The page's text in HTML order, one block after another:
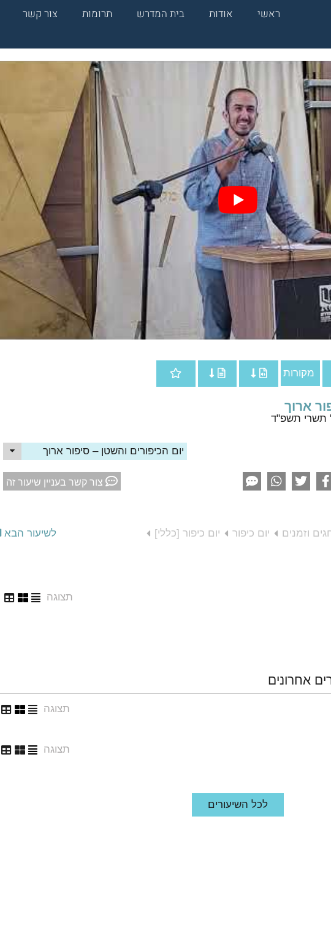
ראשי אודות בית המדרש תרומות צור קשר
מקורות
ארוך
יום הכיפורים והשטן – סיפור ארוך
צור קשר בעניין שיעור זה
לשיעור הבא וזמנים יום כיפור יום כיפור [כללי]
תצוגה
אחרונים
תצוגה
תצוגה
לכל השיעורים